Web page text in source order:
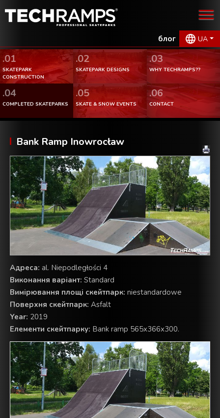
блог UA
.01
SKATEPARK
CONSTRUCTION
.02
SKATEPARK DESIGNS
.03
WHY TECHRAMPS??
.04
COMPLETED SKATEPARKS
.05
SKATE & SNOW EVENTS
.06
CONTACT
Bank Ramp Inowrocław
Aдреса: al. Niepodległości 4
Виконання варіант: Standard
Вимірювання площі скейтпарк: niestandardowe
Поверхня скейтпарк: Asfalt
Year: 2019
Елементи скейтпарку: Bank ramp 565x366x300.